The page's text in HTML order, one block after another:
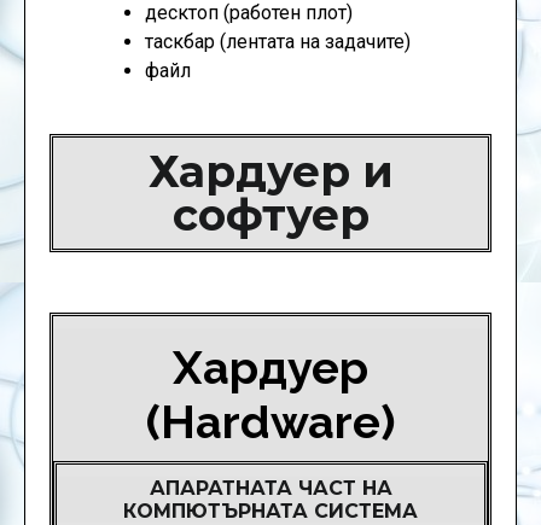
десктоп (работен плот)
таскбар (лентата на задачите)
файл
Хардуер и
софтуер
Хардуер
(Hardware)
АПАРАТНАТА ЧАСТ НА
КОМПЮТЪРНАТА СИСТЕМА